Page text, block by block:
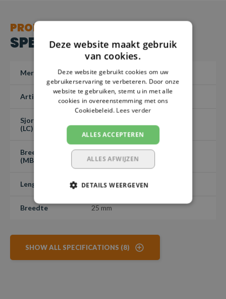
PRODUCT
SPECIFICATIES
Merk SafetyLoad
Artikelnummer 1018502
Sjorcapaciteit
(LC)
300 / 600 daN
Breeksterkte
(MBL)
600 kg
Lengte 3 meter
Breedte 25 mm
SHOW ALL SPECIFICATIONS (8)
Deze website maakt gebruik
van cookies.
Deze website gebruikt cookies om uw
gebruikerservaring te verbeteren. Door onze
website te gebruiken, stemt u in met alle
cookies in overeenstemming met ons
Cookiebeleid. Lees verder
ALLES ACCEPTEREN
ALLES AFWIJZEN
DETAILS WEERGEVEN